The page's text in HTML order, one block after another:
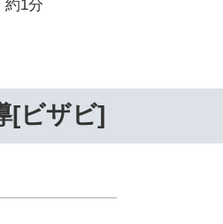
約1分
[ビザビ]